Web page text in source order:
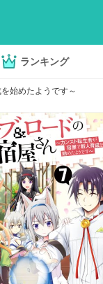
ランキング
始めたようです～